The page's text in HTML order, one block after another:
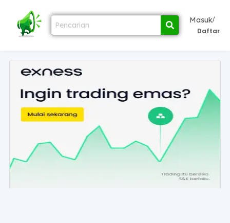
Masuk/
Daftar